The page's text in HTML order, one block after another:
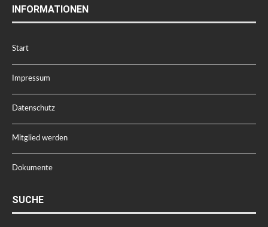
INFORMATIONEN
Start
Impressum
Datenschutz
Mitglied werden
Dokumente
SUCHE